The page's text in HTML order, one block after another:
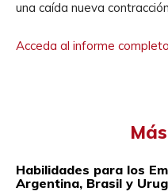
una caída nueva
Acceda al informe
Habilidades para los
Argentina, Brasil y